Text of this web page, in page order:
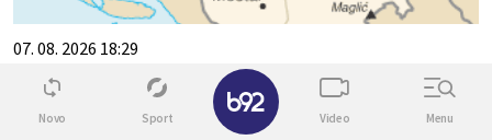
07. 08. 2026 18:29
U više gradova Bosne i Hercegovine uvedene mere
ograničenja potrošnje vode
Novo Sport Video Menu
✕